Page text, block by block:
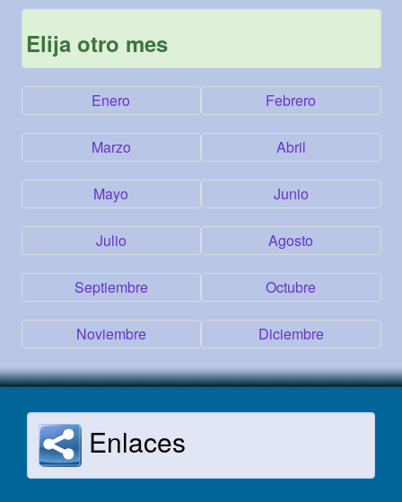
Elija otro mes
Enero Febrero
Marzo Abril
Mayo Junio
Julio Agosto
Septiembre Octubre
Noviembre Diciembre
Enlaces